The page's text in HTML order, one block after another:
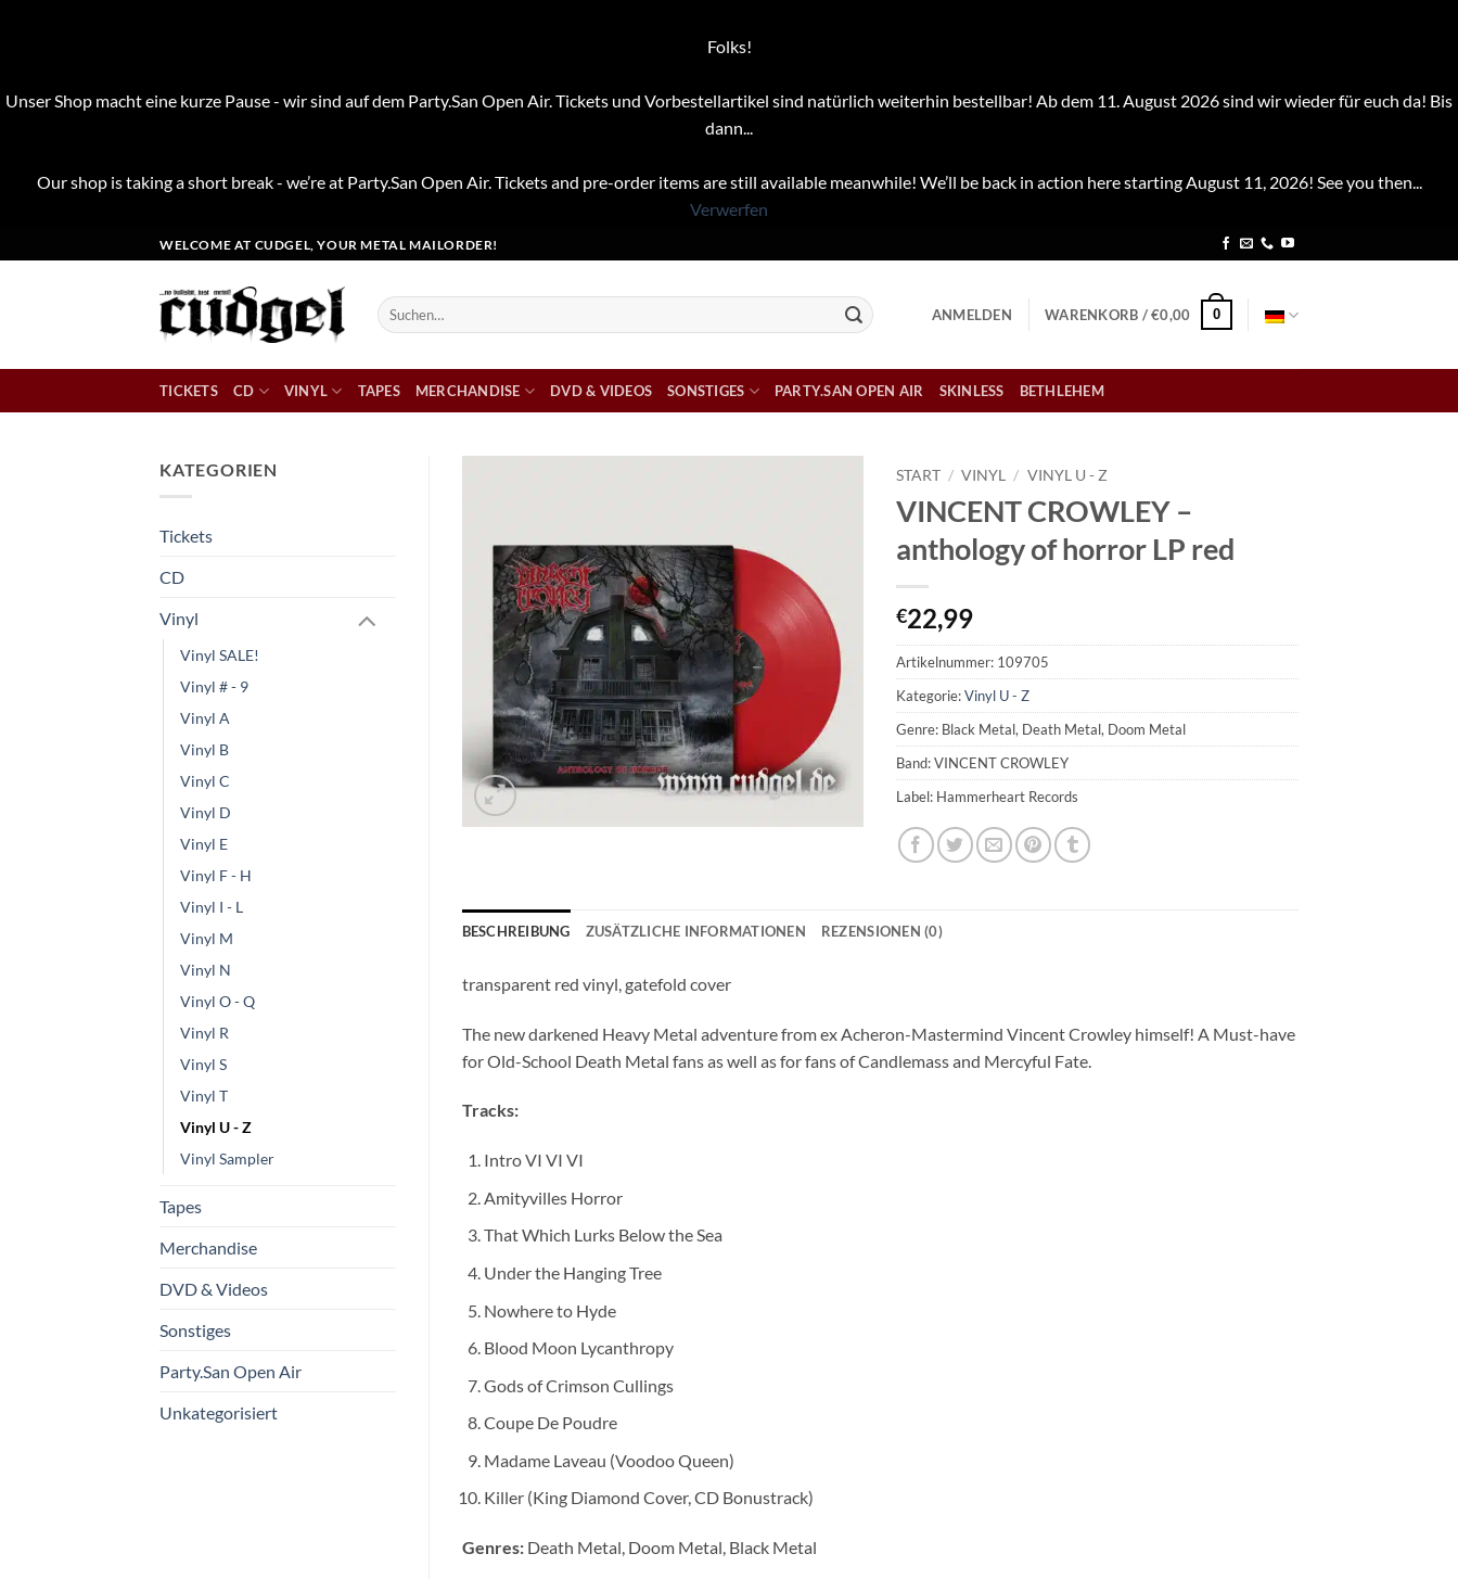
Folks!
Unser Shop macht eine kurze Pause - wir sind auf dem Party.San Open Air. Tickets und Vorbestellartikel sind natürlich weiterhin bestellbar! Ab dem 11. August 2026 sind wir wieder für euch da! Bis
dann...
Our shop is taking a short break - we’re at Party.San Open Air. Tickets and pre-order items are still available meanwhile! We’ll be back in action here starting August 11, 2026! See you then...
Verwerfen
Inhalt
WELCOME AT CUDGEL, YOUR METAL MAILORDER!
Suchen
nach:
ANMELDEN WARENKORB /€0,00 0
TICKETS CD VINYL TAPES MERCHANDISE DVD & VIDEOS SONSTIGES PARTY.SAN OPEN AIR SKINLESS BETHLEHEM
KATEGORIEN
Tickets
CD
Vinyl
Vinyl SALE!
Vinyl # - 9
Vinyl A
Vinyl B
Vinyl C
Vinyl D
Vinyl E
Vinyl F - H
Vinyl I - L
Vinyl M
Vinyl N
Vinyl O - Q
Vinyl R
Vinyl S
Vinyl T
Vinyl U - Z
Vinyl Sampler
Tapes
Merchandise
DVD & Videos
Sonstiges
Party.San Open Air
Unkategorisiert
START / VINYL / VINYL U - Z
VINCENT CROWLEY –
anthology of horror LP red
€22,99
Artikelnummer: 109705
Kategorie:Vinyl U - Z
Genre: Black Metal, Death Metal, Doom Metal
Band: VINCENT CROWLEY
Label: Hammerheart Records
BESCHREIBUNG ZUSÄTZLICHE INFORMATIONEN REZENSIONEN (0)
transparent red vinyl, gatefold cover
The new darkened Heavy Metal adventure from ex Acheron-Mastermind Vincent Crowley himself! A Must-have
for Old-School Death Metal fans as well as for fans of Candlemass and Mercyful Fate.
Tracks:
Intro VI VI VI
Amityvilles Horror
That Which Lurks Below the Sea
Under the Hanging Tree
Nowhere to Hyde
Blood Moon Lycanthropy
Gods of Crimson Cullings
Coupe De Poudre
Madame Laveau (Voodoo Queen)
Killer (King Diamond Cover, CD Bonustrack)
Genres:Death Metal, Doom Metal, Black Metal